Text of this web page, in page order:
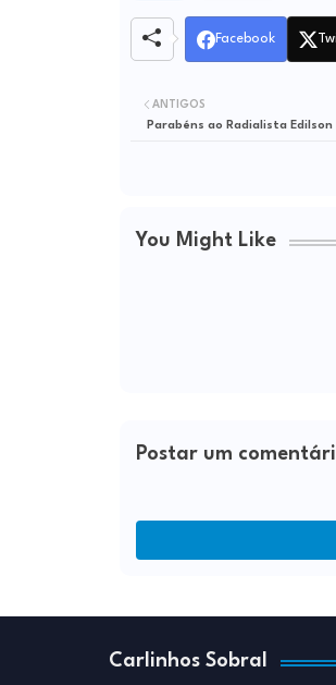
Facebook
ANTIGOS
Parabéns ao Radialista Edilson
You Might Like
Postar um
Carlinhos Sobral